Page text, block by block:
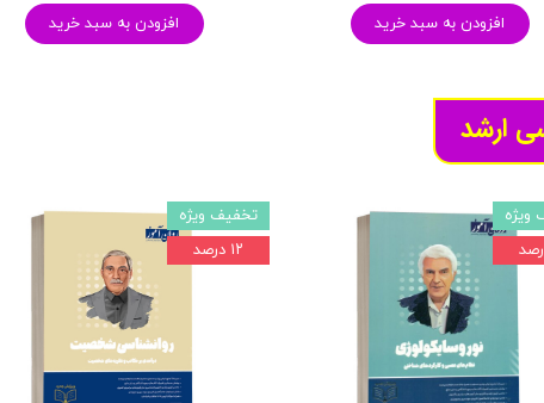
افزودن به سبد خرید افزودن به سبد خرید
تخفیف ویژه
۱۲ درصد
ویژه
ارشد